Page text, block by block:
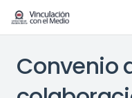
Convenio